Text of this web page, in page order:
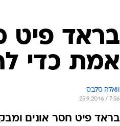
בראד פיט
אמת כדי
וואלה סלבס
25.9.2016 / 7:56
בראד פיט חסר אונים